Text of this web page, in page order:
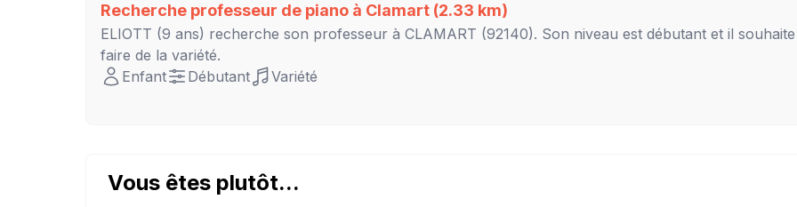
Recherche professeur de piano à Clamart (2.33 km)
ELIOTT (9 ans) recherche son professeur à CLAMART (92140). Son niveau est débutant et il souhaite
faire de la variété.
Enfant
Débutant Variété
Vous êtes plutôt...